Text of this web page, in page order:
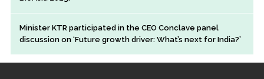
Minister KTR participated in the CEO Conclave panel
discussion on ‘Future growth driver: What’s next for India?’